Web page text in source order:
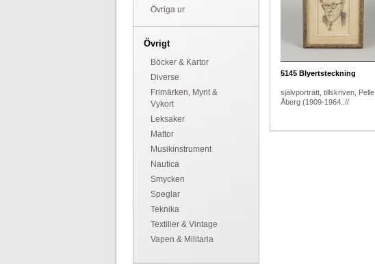
Övriga ur
Övrigt
Böcker & Kartor
Diverse
Frimärken, Mynt &
Vykort
Leksaker
Mattor
Musikinstrument
Nautica
Smycken
Speglar
Teknika
Textilier & Vintage
Vapen & Militaria
5145Blyertsteckning
självporträtt, tillskriven, Pelle
Åberg (1909-1964..//